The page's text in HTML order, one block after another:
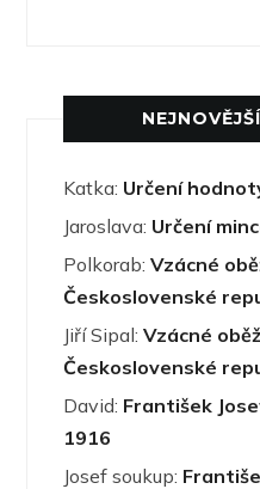
Katka: Určení
Jaroslava: Určení
Polkorab:Vzácné
Československé
Jiří Sipal:Vzácné
Československé
David: František
1916
Josef soukup: